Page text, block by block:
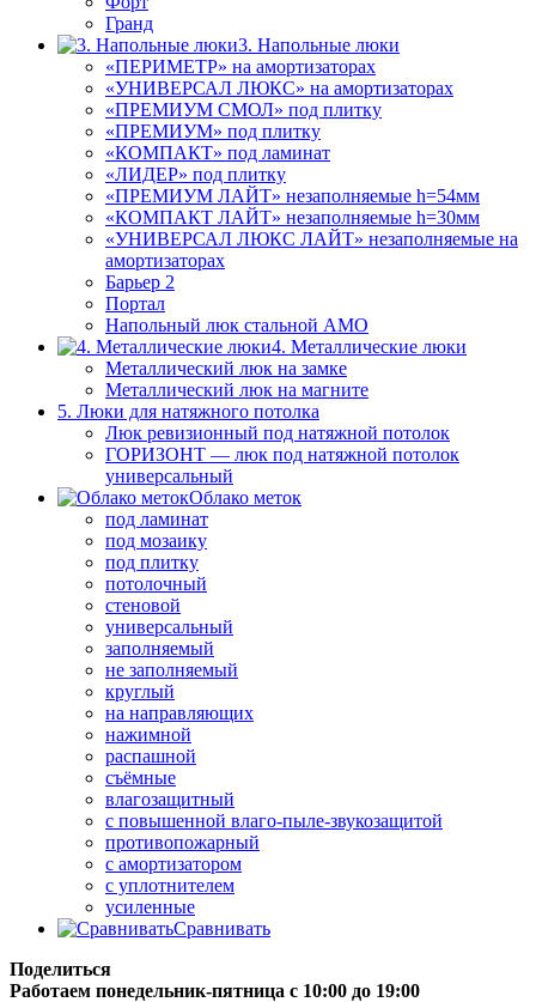
Гранд
3. Напольные люки
«ПЕРИМЕТР» на амортизаторах
«УНИВЕРСАЛ ЛЮКС» на амортизаторах
«ПРЕМИУМ СМОЛ» под плитку
«ПРЕМИУМ» под плитку
«КОМПАКТ» под ламинат
«ЛИДЕР» под плитку
«ПРЕМИУМ ЛАЙТ» незаполняемые h=54мм
«КОМПАКТ ЛАЙТ» незаполняемые h=30мм
«УНИВЕРСАЛ ЛЮКС ЛАЙТ» незаполняемые на
амортизаторах
Барьер 2
Портал
Напольный люк стальной АМО
4. Металлические люки
Металлический люк на замке
Металлический люк на магните
5. Люки для натяжного потолка
Люк ревизионный под натяжной потолок
ГОРИЗОНТ — люк под натяжной потолок
универсальный
Облако меток
под ламинат
под мозаику
под плитку
потолочный
стеновой
универсальный
заполняемый
не заполняемый
круглый
на направляющих
нажимной
распашной
съёмные
влагозащитный
с повышенной влаго-пыле-звукозащитой
противопожарный
с амортизатором
с уплотнителем
усиленные
Сравнивать
Поделиться
Работаем понедельник-пятница с 10:00 до 19:00